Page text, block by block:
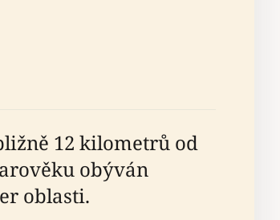
12 kilometrů od
obýván
oblasti.